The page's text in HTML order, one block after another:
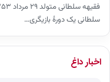
سلطانی یک دورهٔ بازیگری…
اخبار داغ